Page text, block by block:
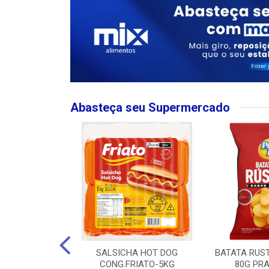
Abasteça seu Supermercado
SALSICHA HOT DOG
CONG.FRIATO-5KG
BATATA
80G